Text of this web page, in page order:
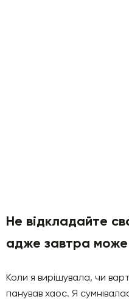
Не відкладайте
адже завтра може
Коли я вирішувала, чи
панував хаос. Я